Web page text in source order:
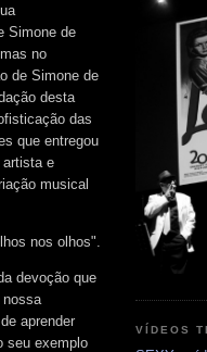
Simone de
no
de Simone de
desta
das
que entregou
e
musical
nos olhos".
devoção que
aprender
seu exemplo
VÍDEOS